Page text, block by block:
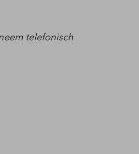
telefonisch